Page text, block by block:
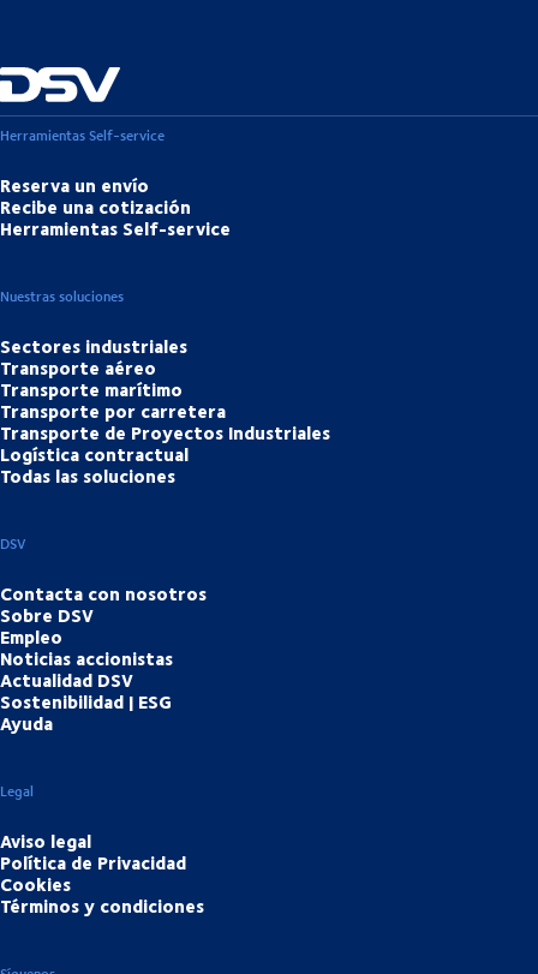
Herramientas Self-service
Reserva un envío
Recibe una cotización
Herramientas Self-service
Nuestras soluciones
Sectores industriales
Transporte aéreo
Transporte marítimo
Transporte por carretera
Transporte de Proyectos Industriales
Logística contractual
Todas las soluciones
DSV
Contacta con nosotros
Sobre DSV
Empleo
Noticias accionistas
Actualidad DSV
Sostenibilidad | ESG
Ayuda
Legal
Aviso legal
Política de Privacidad
Cookies
Términos y condiciones